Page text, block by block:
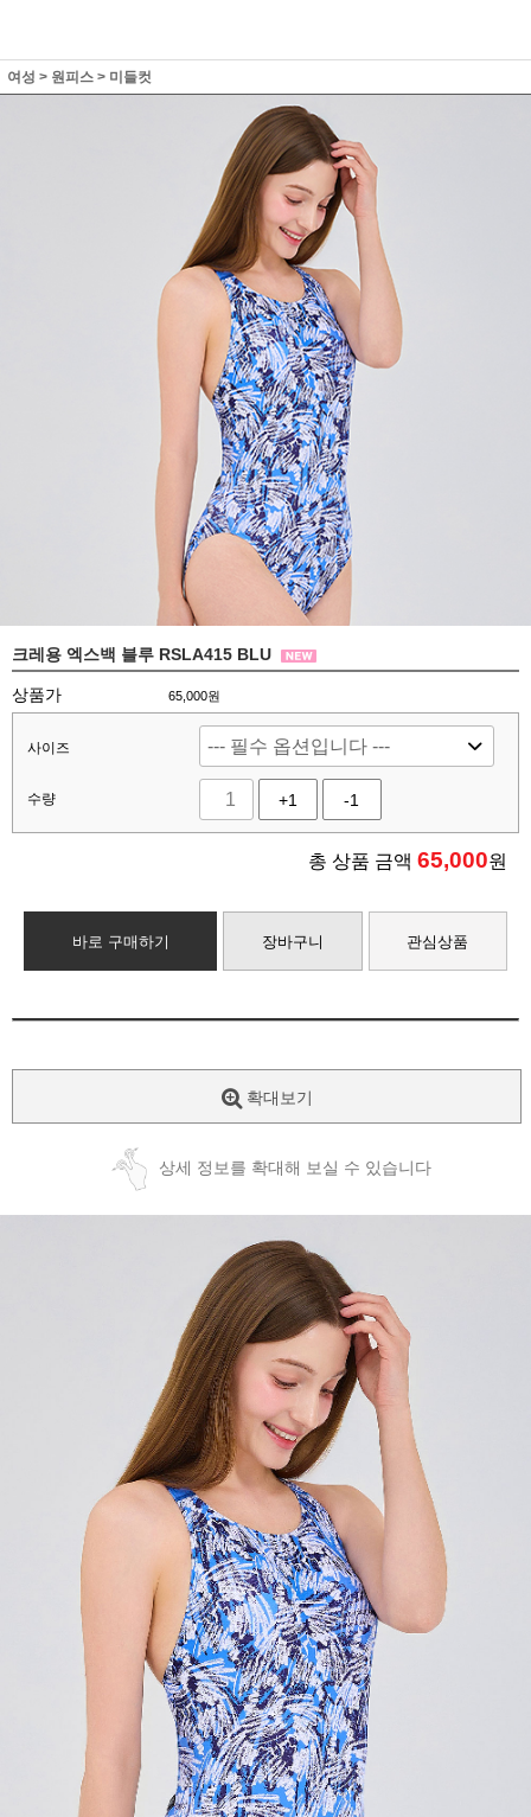
여성 > 원피스 > 미들컷
크레용 엑스백 블루 RSLA415 BLU
상품가 65,000원
사이즈
수량 +1 -1
총 상품 금액 65,000원
바로 구매하기 장바구니 관심상품
확대보기
상세 정보를 확대해 보실 수 있습니다